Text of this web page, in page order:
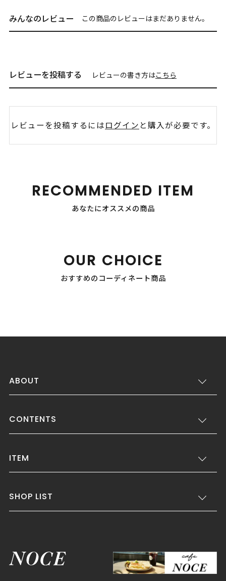
みんなのレビュー この商品のレビューはまだありません。
レビューを投稿する レビューの書き方はこちら
レビューを投稿するにはログイン と購入が必要です。
RECOMMENDED ITEM
あなたにオススメの商品
OUR CHOICE
おすすめのコーディネート商品
ABOUT
CONTENTS
ITEM
SHOP LIST